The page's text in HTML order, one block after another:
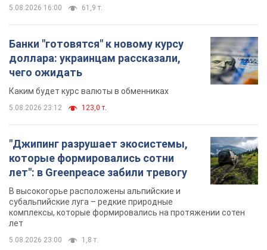
5.08.2026 16:00 61,9 т.
Банки "готовятся" к новому курсу
доллара: украинцам рассказали,
чего ожидать
Каким будет курс валюты в обменниках
5.08.2026 23:12 123,0 т.
"Джипинг разрушает экосистемы,
которые формировались сотни
лет": в Greenpeace забили тревогу
В высокогорье расположены альпийские и
субальпийские луга – редкие природные
комплексы, которые формировались на протяжении сотен
лет
5.08.2026 23:00 1,8 т.